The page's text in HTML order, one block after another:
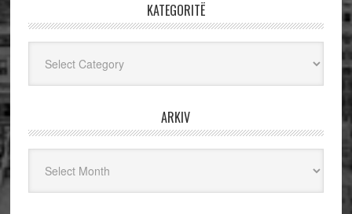
KATEGORITË
ARKIV